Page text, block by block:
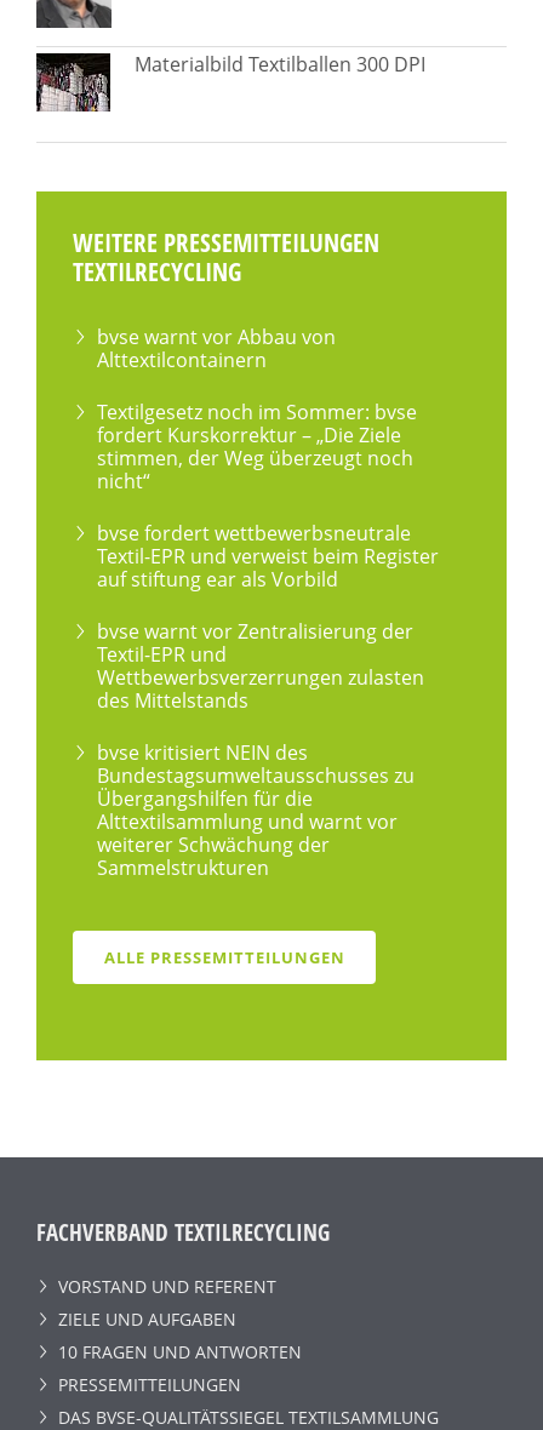
Materialbild Textilballen 300 DPI
WEITERE PRESSEMITTEILUNGEN
TEXTILRECYCLING
bvse warnt vor Abbau von
Alttextilcontainern
Textilgesetz noch im Sommer: bvse
fordert Kurskorrektur – „Die Ziele
stimmen, der Weg überzeugt noch
nicht“
bvse fordert wettbewerbsneutrale
Textil-EPR und verweist beim Register
auf stiftung ear als Vorbild
bvse warnt vor Zentralisierung der
Textil-EPR und
Wettbewerbsverzerrungen zulasten
des Mittelstands
bvse kritisiert NEIN des
Bundestagsumweltausschusses zu
Übergangshilfen für die
Alttextilsammlung und warnt vor
weiterer Schwächung der
Sammelstrukturen
ALLE PRESSEMITTEILUNGEN
FACHVERBAND TEXTILRECYCLING
VORSTAND UND REFERENT
ZIELE UND AUFGABEN
10 FRAGEN UND ANTWORTEN
PRESSEMITTEILUNGEN
DAS BVSE-QUALITÄTSSIEGEL TEXTILSAMMLUNG